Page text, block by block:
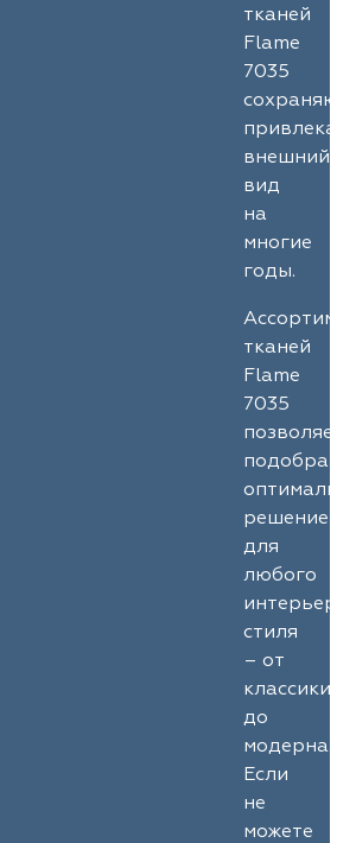
тканей
Flame
7035
сохраняют
внешний
вид
на
многие
годы.
тканей
Flame
7035
позволяет
подобрать
решение
для
любого
стиля
– от
классики
до
модерна.
Если
не
можете